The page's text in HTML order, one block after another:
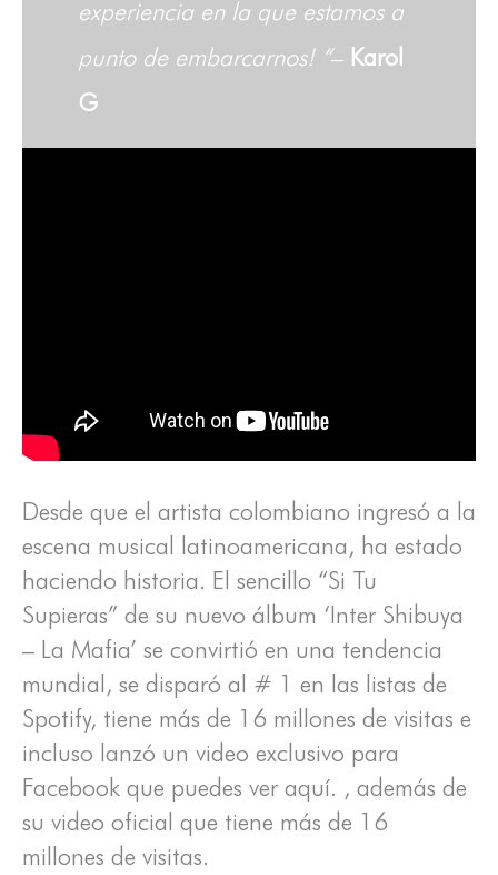
experiencia en la que estamos a
punto de embarcarnos! “– Karol
G
Desde que el artista colombiano ingresó a la
escena musical latinoamericana, ha estado
haciendo historia. El sencillo “Si Tu
Supieras” de su nuevo álbum ‘Inter Shibuya
– La Mafia’ se convirtió en una tendencia
mundial, se disparó al # 1 en las listas de
Spotify, tiene más de 16 millones de visitas e
incluso lanzó un video exclusivo para
Facebook que puedes ver aquí. , además de
su video oficial que tiene más de 16
millones de visitas.